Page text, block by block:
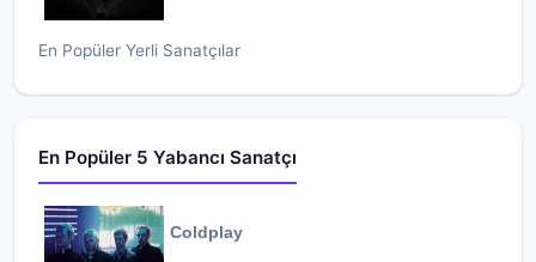
En Popüler Yerli Sanatçılar
En Popüler 5 Yabancı Sanatçı
Coldplay